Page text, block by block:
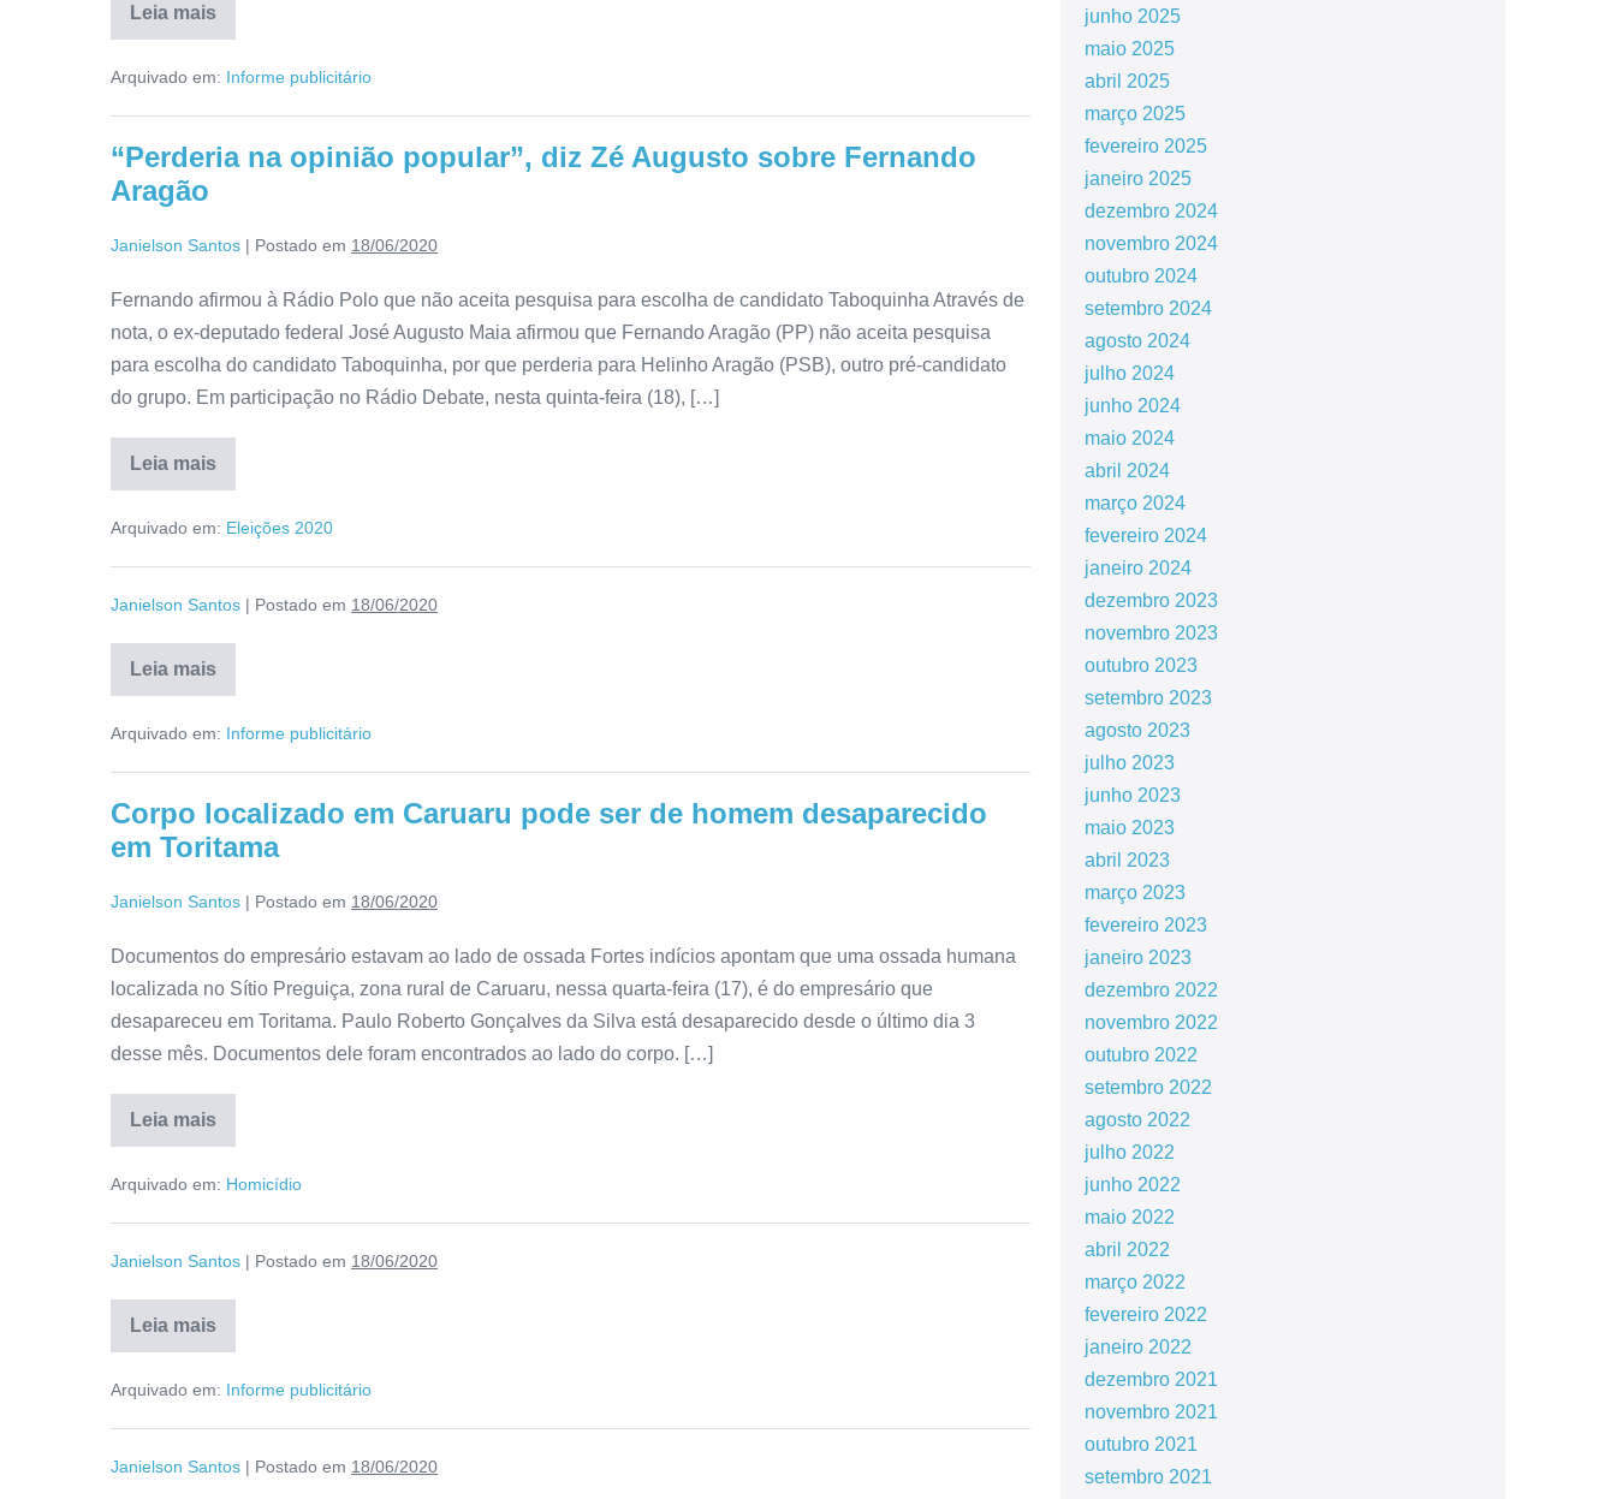
Leia mais
Arquivado em: Informe publicitário
“Perderia na opinião popular”, diz Zé Augusto sobre Fernando
Aragão
Janielson Santos | Postado em 18/06/2020
Fernando afirmou à Rádio Polo que não aceita pesquisa para escolha de candidato Taboquinha Através de
nota, o ex-deputado federal José Augusto Maia afirmou que Fernando Aragão (PP) não aceita pesquisa
para escolha do candidato Taboquinha, por que perderia para Helinho Aragão (PSB), outro pré-candidato
do grupo. Em participação no Rádio Debate, nesta quinta-feira (18), […]
Leia mais
Arquivado em: Eleições 2020
Janielson Santos | Postado em 18/06/2020
Leia mais
Arquivado em: Informe publicitário
Corpo localizado em Caruaru pode ser de homem desaparecido
em Toritama
Janielson Santos | Postado em 18/06/2020
Documentos do empresário estavam ao lado de ossada Fortes indícios apontam que uma ossada humana
localizada no Sítio Preguiça, zona rural de Caruaru, nessa quarta-feira (17), é do empresário que
desapareceu em Toritama. Paulo Roberto Gonçalves da Silva está desaparecido desde o último dia 3
desse mês. Documentos dele foram encontrados ao lado do corpo. […]
Leia mais
Arquivado em: Homicídio
Janielson Santos | Postado em 18/06/2020
Leia mais
Arquivado em: Informe publicitário
Janielson Santos | Postado em 18/06/2020
junho 2025
maio 2025
abril 2025
março 2025
fevereiro 2025
janeiro 2025
dezembro 2024
novembro 2024
outubro 2024
setembro 2024
agosto 2024
julho 2024
junho 2024
maio 2024
abril 2024
março 2024
fevereiro 2024
janeiro 2024
dezembro 2023
novembro 2023
outubro 2023
setembro 2023
agosto 2023
julho 2023
junho 2023
maio 2023
abril 2023
março 2023
fevereiro 2023
janeiro 2023
dezembro 2022
novembro 2022
outubro 2022
setembro 2022
agosto 2022
julho 2022
junho 2022
maio 2022
abril 2022
março 2022
fevereiro 2022
janeiro 2022
dezembro 2021
novembro 2021
outubro 2021
setembro 2021